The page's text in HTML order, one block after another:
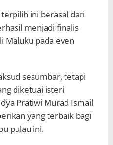
terpilih ini berasal dari
menjadi finalis
Maluku pada even
sesumbar, tetapi
diketuai isteri
Pratiwi Murad Ismail
yang terbaik bagi
pulau ini.